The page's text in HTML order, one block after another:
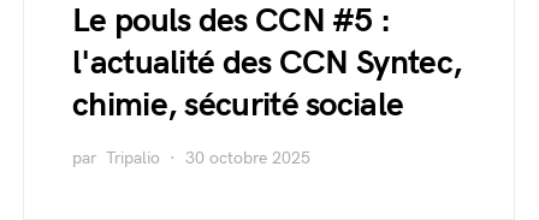
Le pouls des CCN #5 :
l'actualité des CCN Syntec,
chimie, sécurité sociale
par Tripalio 30 octobre 2025